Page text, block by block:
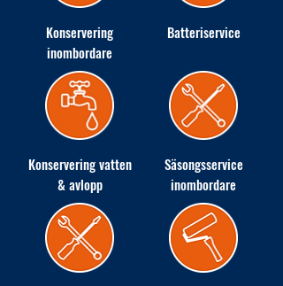
Konservering
inombordare
Batteriservice
Konservering vatten
& avlopp
Säsongsservice
inombordare